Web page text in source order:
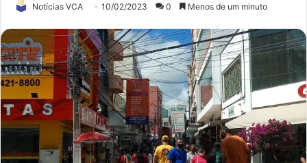
Notícias VCA 10/02/2023 0 Menos de um minuto